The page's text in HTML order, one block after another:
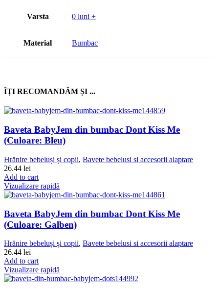
Varsta 0 luni +
Material Bumbac
ÎȚI RECOMANDĂM ȘI ...
Baveta BabyJem din bumbac Dont Kiss Me
(Culoare: Bleu)
Hrănire bebeluși și copii, Bavete bebelusi si accesorii alaptare
26.44 lei
Add to cart
Vizualizare rapidă
Baveta BabyJem din bumbac Dont Kiss Me
(Culoare: Galben)
Hrănire bebeluși și copii, Bavete bebelusi si accesorii alaptare
26.44 lei
Add to cart
Vizualizare rapidă